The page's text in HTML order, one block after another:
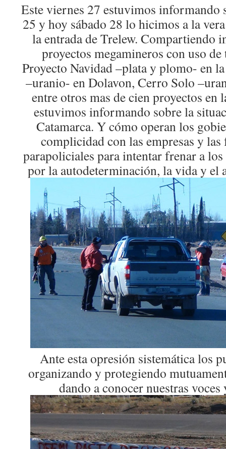
Este viernes 27 estuvimos
25 y hoy sábado 28 lo hicimos a la
la entrada de Trelew. Compartiendo
proyectos megamineros con uso
Proyecto Navidad –plata y plomo- en
–uranio- en Dolavon, Cerro Solo
entre otros mas de cien proyectos en
estuvimos informando sobre la
Catamarca. Y cómo operan los
complicidad con las empresas y
parapoliciales para intentar frenar a
por la autodeterminación, la vida y el
Ante esta opresión sistemática los
organizando y protegiendo
dando a conocer nuestras